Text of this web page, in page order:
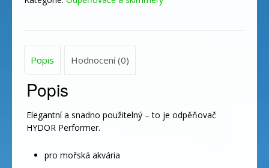
Popis Hodnocení (0)
Popis
Elegantní a snadno použitelný – to je odpěňovač
HYDOR Performer.
pro mořská akvária